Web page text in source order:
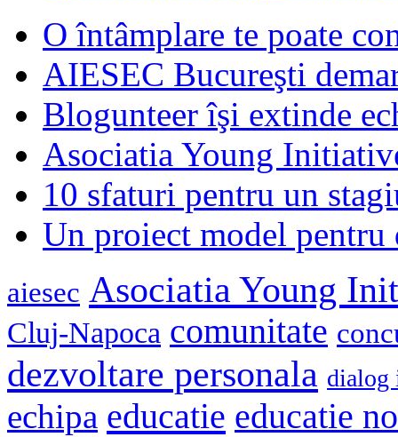
O întâmplare te poate
AIESEC Bucureşti
Blogunteer îşi extinde
Asociatia Young
10 sfaturi pentru un
Un proiect model
aiesec Asociatia Young
Cluj-Napoca comunitate
dezvoltare personala dialog
echipa educatie educatie